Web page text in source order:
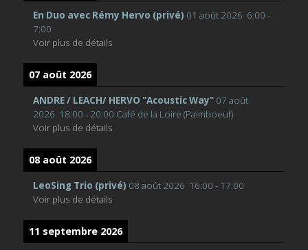
En Duo avec Rémy Hervo (privé) 01 août 2026 6:00 -
7:00
Voir plus de détails
07 août 2026
ANDRE / LEACH/ HERVO "Acoustic Way" 07 août
2026 18:00 - 20:00 Café de la Loire (Paimboeuf)
Voir plus de détails
08 août 2026
LeoSing Trio (privé) 08 août 2026 16:00 - 17:00
Voir plus de détails
11 septembre 2026